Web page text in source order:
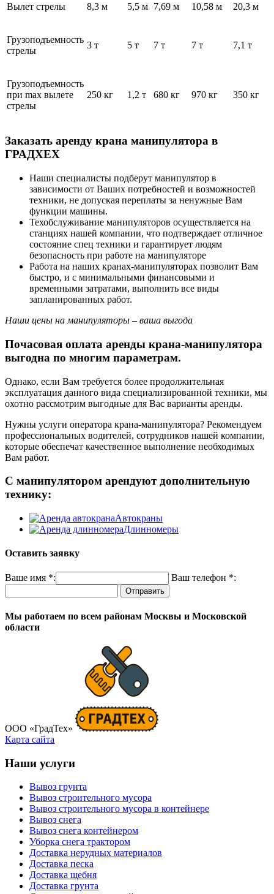
Вылет стрелы 8,3 м 5,5 м 7,69 м 10,58 м 20,3 м
Грузоподъемность
стрелы
3 т 5 т 7 т 7 т 7,1 т
Грузоподъемность
при max вылете
стрелы
250 кг 1,2 т 680 кг 970 кг 350 кг
Заказать аренду крана манипулятора в
ГРАДХЕХ
Наши специалисты подберут манипулятор в
зависимости от Ваших потребностей и возможностей
техники, не допуская переплаты за ненужные Вам
функции машины.
Техобслуживание манипуляторов осуществляется на
станциях нашей компании, что подтверждает отличное
состояние спец техники и гарантирует людям
безопасность при работе на манипуляторе
Работа на наших кранах-манипуляторах позволит Вам
быстро, и с минимальными финансовыми и
временными затратами, выполнить все виды
запланированных работ.
Наши цены на манипуляторы – ваша выгода
Почасовая оплата аренды крана-манипулятора
выгодна по многим параметрам.
Однако, если Вам требуется более продолжительная
эксплуатация данного вида специализированной техники, мы
охотно рассмотрим выгодные для Вас варианты аренды.
Нужны услуги оператора крана-манипулятора? Рекомендуем
профессиональных водителей, сотрудников нашей компании,
которые обеспечат качественное выполнение необходимых
Вам работ.
С манипулятором арендуют дополнительную
технику:
Автокраны
Длинномеры
Оставить заявку
Ваше имя *: Ваш телефон *:
Мы работаем по всем районам Москвы и Московской
области
ООО «ГрадТех»
Карта сайта
Наши услуги
Вывоз грунта
Вывоз строительного мусора
Вывоз строительного мусора в контейнере
Вывоз снега
Вывоз снега контейнером
Уборка снега трактором
Доставка нерудных материалов
Доставка песка
Доставка щебня
Доставка грунта